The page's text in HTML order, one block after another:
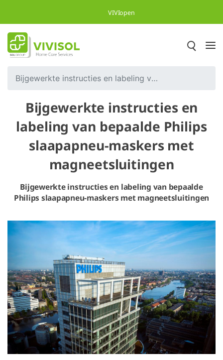
Overslaan en naar hoofdinhoud gaan
VIVIopen
Bijgewerkte instructies en labeling van bepaalde Philips slaapapneu-maskers met magneetsluitingen
Bijgewerkte instructies en
labeling van bepaalde Philips
slaapapneu-maskers met
magneetsluitingen
Bijgewerkte instructies en labeling van bepaalde
Philips slaapapneu-maskers met magneetsluitingen